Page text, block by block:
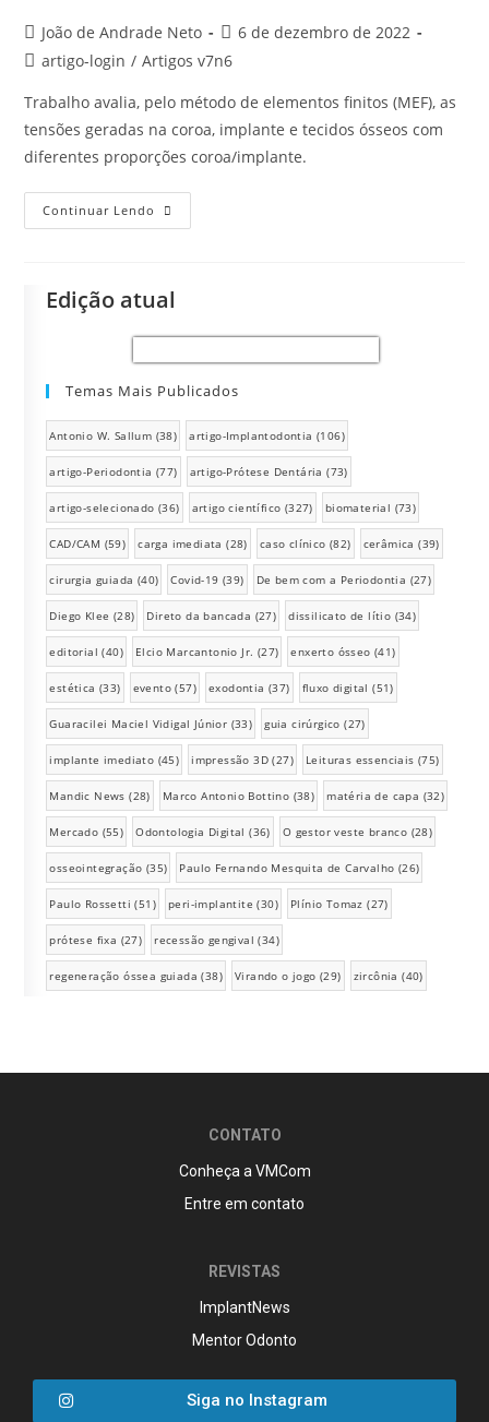
João de Andrade Neto
6 de dezembro de 2022
artigo-login / Artigos v7n6
Trabalho avalia, pelo método de elementos finitos (MEF), as
tensões geradas na coroa, implante e tecidos ósseos com
diferentes proporções coroa/implante.
Continuar Lendo
Edição atual
Temas Mais Publicados
Antonio W. Sallum (38) artigo-Implantodontia (106)
artigo-Periodontia (77) artigo-Prótese Dentária (73)
artigo-selecionado (36) artigo científico (327) biomaterial (73)
CAD/CAM (59) carga imediata (28) caso clínico (82) cerâmica (39)
cirurgia guiada (40) Covid-19 (39) De bem com a Periodontia (27)
Diego Klee (28) Direto da bancada (27) dissilicato de lítio (34)
editorial (40) Elcio Marcantonio Jr. (27) enxerto ósseo (41)
estética (33) evento (57) exodontia (37) fluxo digital (51)
Guaracilei Maciel Vidigal Júnior (33) guia cirúrgico (27)
implante imediato (45) impressão 3D (27) Leituras essenciais (75)
Mandic News (28) Marco Antonio Bottino (38) matéria de capa (32)
Mercado (55) Odontologia Digital (36) O gestor veste branco (28)
osseointegração (35) Paulo Fernando Mesquita de Carvalho (26)
Paulo Rossetti (51) peri-implantite (30) Plínio Tomaz (27)
prótese fixa (27) recessão gengival (34)
regeneração óssea guiada (38) Virando o jogo (29) zircônia (40)
CONTATO
Conheça a VMCom
Entre em contato
REVISTAS
ImplantNews
Mentor Odonto
Siga no Instagram